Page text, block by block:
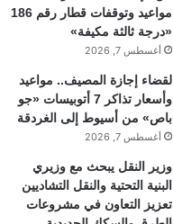
مواعيد وتوقفات قطار رقم 186
«درجة ثالثة مكيفة»
أغسطس 7, 2026
لقضاء إجازة المصيف.. مواعيد
وأسعار تذاكر 7 أتوبيسات «جو
باص» من أسيوط إلى الغردقة
أغسطس 7, 2026
وزير النقل يبحث مع وزيري
البنية التحتية والنقل التشاديين
تعزيز التعاون في مشروعات